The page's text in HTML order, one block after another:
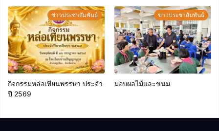
ข่าวประชาสัมพันธ์
กิจกรรมหล่อเทียนพรรษา ประจำ
ปี 2569
ข่าวประชาสัมพันธ์
มอบผลไม้และขนม